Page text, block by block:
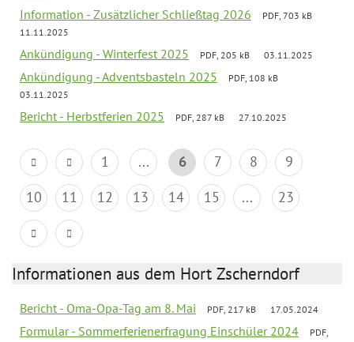
Information - Zusätzlicher Schließtag 2026
PDF, 703 kB
11.11.2025
Ankündigung - Winterfest 2025 PDF, 205 kB 03.11.2025
Ankündigung - Adventsbasteln 2025
PDF, 108 kB
03.11.2025
Bericht - Herbstferien 2025 PDF, 287 kB 27.10.2025
1 ... 6 7 8
9
10
11 12 13 14 15 ... 23
Informationen aus dem Hort Zscherndorf
Bericht - Oma-Opa-Tag am 8. Mai PDF, 217 kB 17.05.2024
Formular - Sommerferienerfragung Einschüler 2024
PDF,